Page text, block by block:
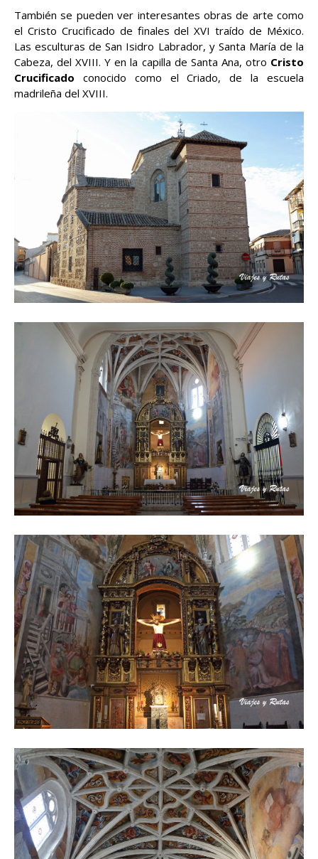
También se pueden ver interesantes obras de arte como
el Cristo Crucificado de finales del XVI traído de México.
Las esculturas de San Isidro Labrador, y Santa María de la
Cabeza, del XVIII. Y en la capilla de Santa Ana, otro Cristo
Crucificado conocido como el Criado, de la escuela
madrileña del XVIII.